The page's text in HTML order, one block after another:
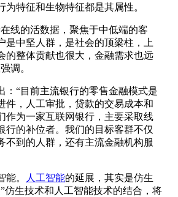
为特征和生物特征都是其属性。
的活数据，聚焦于中低端的客
是中坚人群，是社会的顶梁柱，上
的整体贡献也很大，金融需求也远
调。
“目前主流银行的零售金融模式是
件，人工审批，贷款的交易成本和
作为一家互联网银行，主要采取线
行的补位者。我们的目标客群不仅
不到的人群，还有主流金融机构服
。 人工智能的延展，其实是仿生
仿生技术和人工智能技术的结合，将